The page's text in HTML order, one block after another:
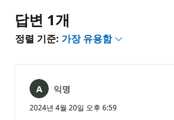
음
답변 1개
정렬 기준: 가장 유용함
익명
2024년 4월 20일 오후 6:59